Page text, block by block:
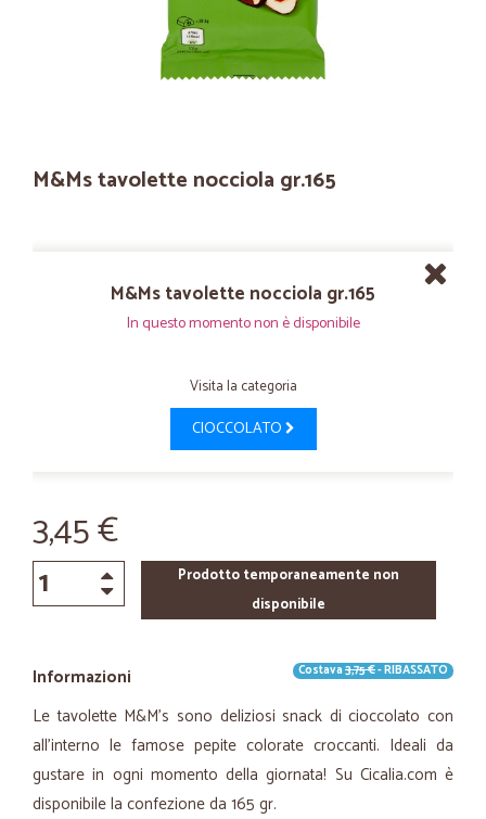
M&Ms tavolette nocciola gr.165
M&Ms tavolette nocciola gr.165
In questo momento non è disponibile
Visita la categoria
CIOCCOLATO
3,45 €
Prodotto temporaneamente non
disponibile
Informazioni Costava3,75 €- RIBASSATO
Le tavolette M&M's sono deliziosi snack di cioccolato con
all’interno le famose pepite colorate croccanti. Ideali da
gustare in ogni momento della giornata! Su Cicalia.com è
disponibile la confezione da 165 gr.